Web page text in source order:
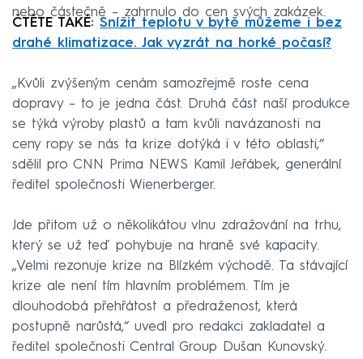
nebo částečně – zahrnulo do cen svých zakázek.
ČTĚTE TAKÉ: Snížit teplotu v bytě můžeme i bez
drahé klimatizace. Jak vyzrát na horké počasí?
„Kvůli zvýšeným cenám samozřejmě roste cena
dopravy – to je jedna část. Druhá část naší produkce
se týká výroby plastů a tam kvůli navázanosti na
ceny ropy se nás ta krize dotýká i v této oblasti,“
sdělil pro CNN Prima NEWS Kamil Jeřábek, generální
ředitel společnosti Wienerberger.
Jde přitom už o několikátou vlnu zdražování na trhu,
který se už teď pohybuje na hraně své kapacity.
„Velmi rezonuje krize na Blízkém východě. Ta stávající
krize ale není tím hlavním problémem. Tím je
dlouhodobá přehřátost a předraženost, která
postupně narůstá,“ uvedl pro redakci zakladatel a
ředitel společnosti Central Group Dušan Kunovský.